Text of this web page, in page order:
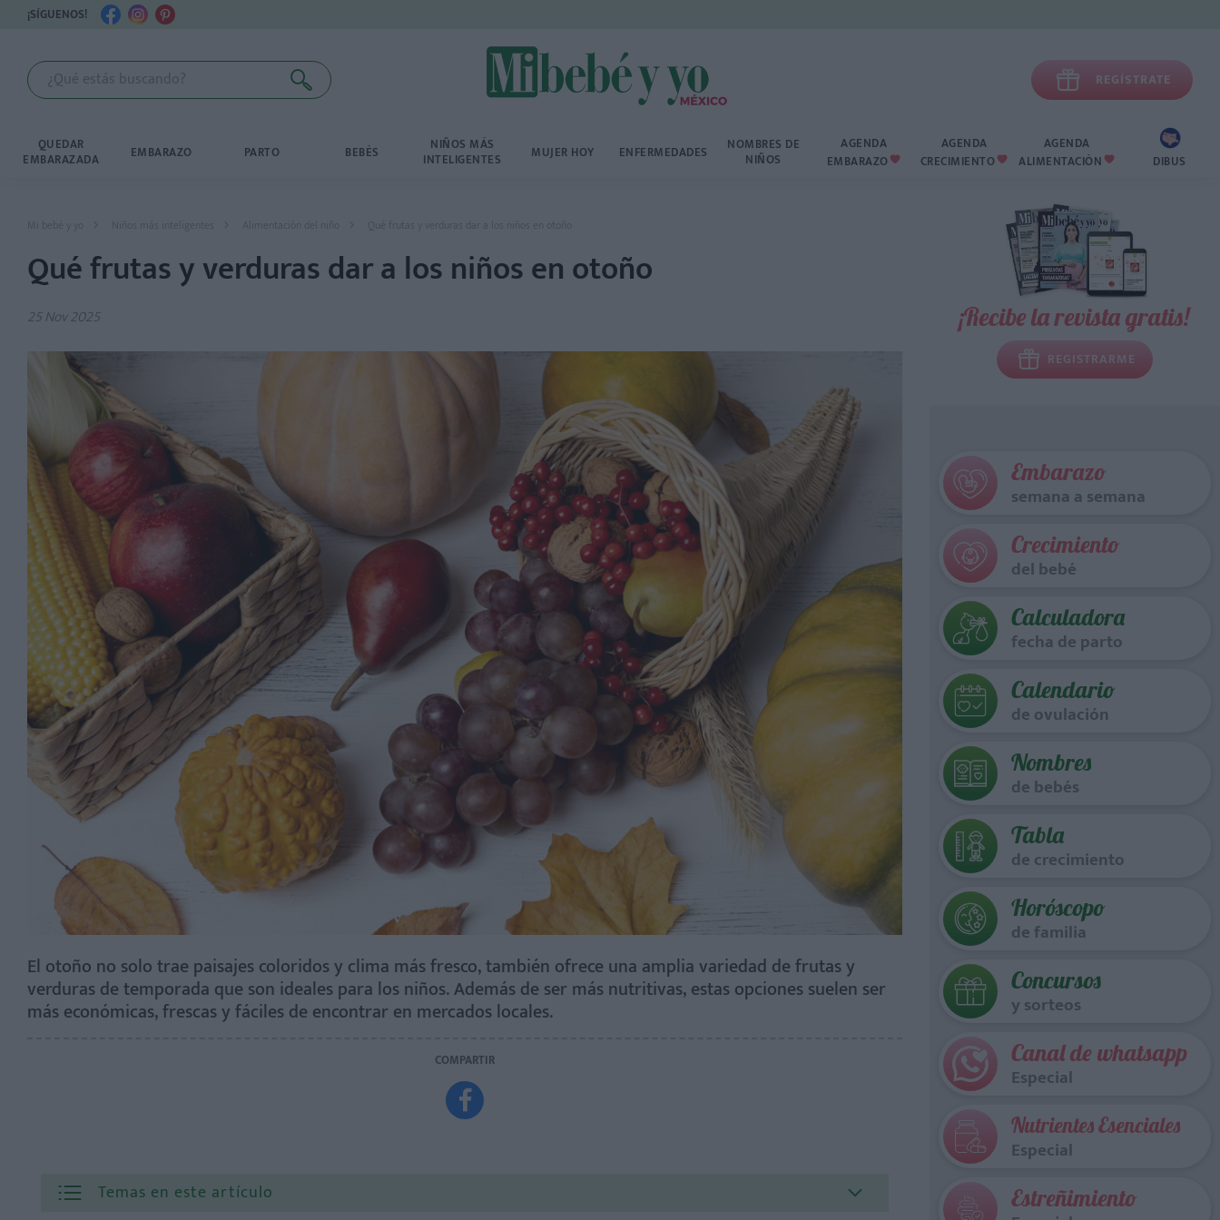
¡SÍGUENOS!
 REGÍSTRATE
QUEDAR
EMBARAZADA EMBARAZO PARTO BEBÉS NIÑOS MÁS
INTELIGENTES MUJER HOY ENFERMEDADES NOMBRES DE
NIÑOS
AGENDA
EMBARAZO 
AGENDA
CRECIMIENTO 
AGENDA
ALIMENTACIÓN  DIBUS
Mi bebé y yo Niños más inteligentes Alimentación del niño Qué frutas y verduras dar a los niños en otoño
Qué frutas y verduras dar a los niños en otoño
25 Nov 2025
El otoño no solo trae paisajes coloridos y clima más fresco, también ofrece una amplia variedad de frutas y
verduras de temporada que son ideales para los niños. Además de ser más nutritivas, estas opciones suelen ser
más económicas, frescas y fáciles de encontrar en mercados locales.
COMPARTIR

Temas en este artículo
¡Recibe la revista gratis!
REGISTRARME
Embarazo
semana a semana
Crecimiento
del bebé
Calculadora
fecha de parto
Calendario
de ovulación
Nombres
de bebés
Tabla
de crecimiento
Horóscopo
de familia
Concursos
y sorteos
Canal de whatsapp
Especial
Nutrientes Esenciales
Especial
Estreñimiento